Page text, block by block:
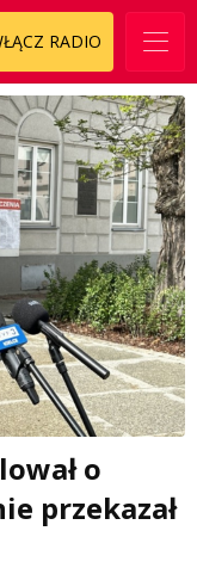
RADIO
o
przekazał